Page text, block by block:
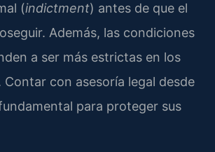
(indictment) antes de que el
Además, las condiciones
a ser más estrictas en los
Contar con asesoría legal desde
para proteger sus